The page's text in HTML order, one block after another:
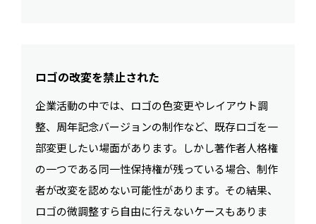
ロゴの改変を禁止された
企業活動の中では、ロゴの色変更やレイアウト調
整、周年記念バージョンの制作など、既存ロゴを一
部変更したい場面があります。しかし著作者人格権
の一つである同一性保持権が残っている場合、制作
者が改変を認めない可能性があります。その結果、
ロゴの微調整すら自由に行えないケースもありま